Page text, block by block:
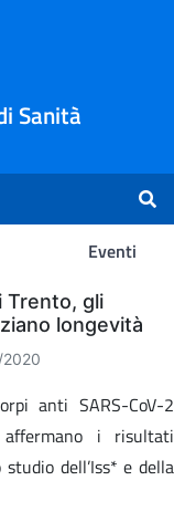
Sanità
Eventi
Trento, gli
longevità
2020
anti SARS-CoV-2
i risultati
dell’Iss* e della